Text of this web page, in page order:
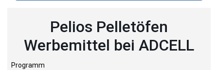
Pelios Pelletöfen
Werbemittel bei ADCELL
Programm